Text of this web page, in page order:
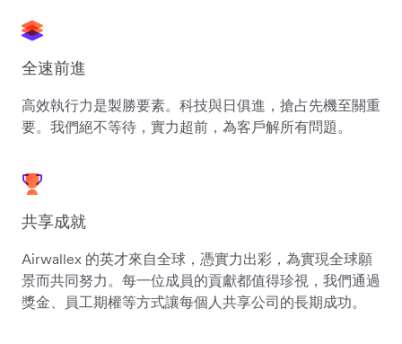
全速前進
高效執行力是製勝要素。科技與日俱進，搶占先機至關重
要。我們絕不等待，實力超前，為客戶解所有問題。
共享成就
Airwallex 的英才來自全球，憑實力出彩，為實現全球願
景而共同努力。每一位成員的貢獻都值得珍視，我們通過
獎金、員工期權等方式讓每個人共享公司的長期成功。